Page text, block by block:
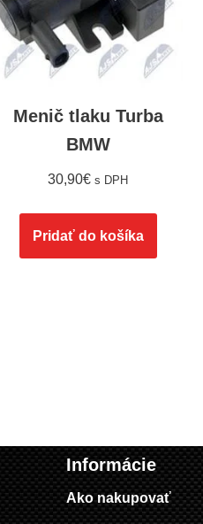
Menič tlaku Turba
BMW
30,90€ s DPH
Pridať do košíka
Informácie
Ako nakupovať